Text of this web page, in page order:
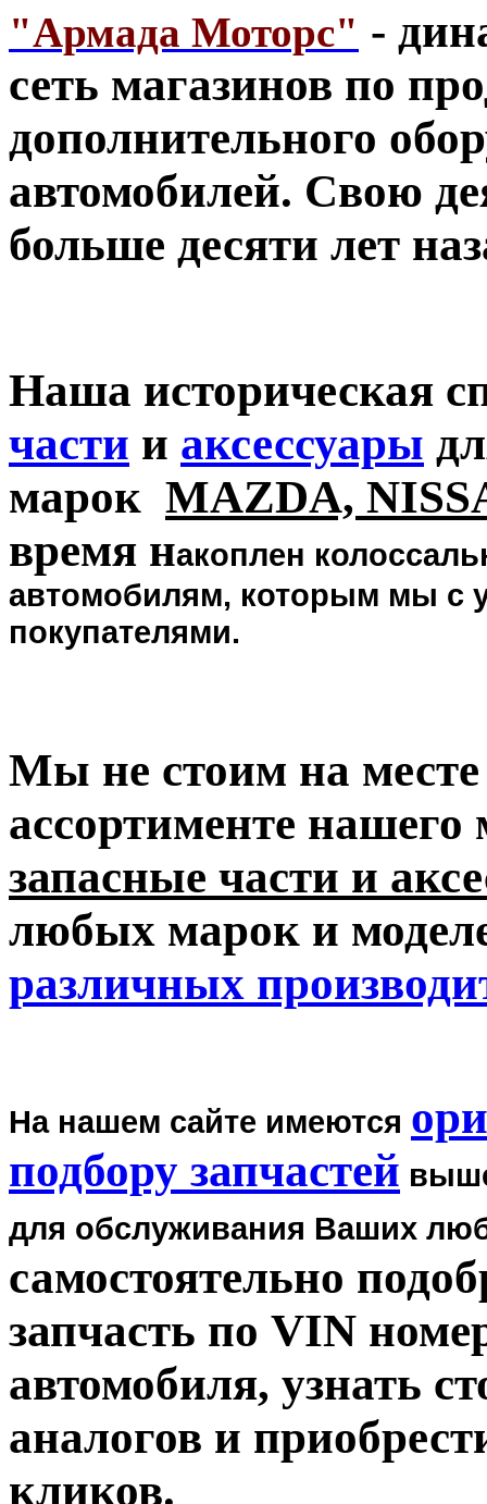
"Армада Моторс" -
сеть магазинов по
дополнительного
автомобилей. Свою
больше десяти лет
Наша историческая
части и аксессуары
марок MAZDA,
время накоплен
автомобилям, которым мы с
покупателями.
Мы не стоим на
ассортименте
запасные части и
любых марок и
различных
На нашем сайте имеются
подбору запчастей
для обслуживания Ваших
самостоятельно
запчасть по VIN
автомобиля, узнать
аналогов и
кликов.